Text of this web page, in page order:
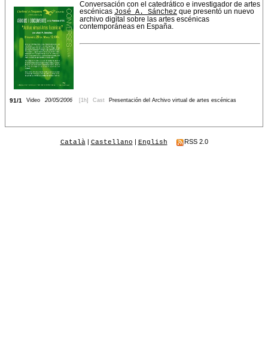
Conversación con el catedrático e investigador de artes
escénicas José A. Sánchez que presentó un nuevo
archivo digital sobre las artes escénicas
contemporáneas en España.
91/1 Video 20/05/2006 [1h] Cast Presentación del Archivo virtual de artes escénicas
Català | Castellano | English RSS 2.0